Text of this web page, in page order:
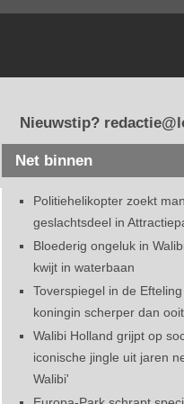
Nieuwstip?
Net binnen
Politiehelikopter zoekt
geslachtsdeel in
Bloederig ongeluk in
kwijt in waterbaan
Toverspiegel in de
koningin scherper dan ooit
Walibi Holland grijpt op
iconische jingle uit jaren
Walibi'